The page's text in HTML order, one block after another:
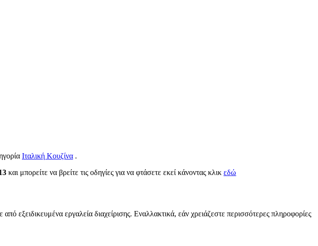
Ιταλική Κουζίνα .
και μπορείτε να βρείτε τις οδηγίες για να φτάσετε εκεί κάνοντας κλικ εδώ
εξειδικευμένα εργαλεία διαχείρισης. Εναλλακτικά, εάν χρειάζεστε περισσότερες πληροφορίες